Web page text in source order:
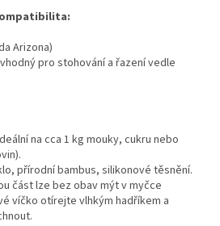
Arizona)
pro stohování a řazení vedle
na cca 1 kg mouky, cukru nebo
přírodní bambus, silikonové těsnění.
část lze bez obav mýt v myčce
víčko otírejte vlhkým hadříkem a